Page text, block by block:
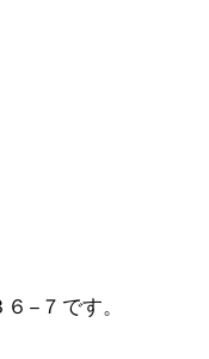
−７です。